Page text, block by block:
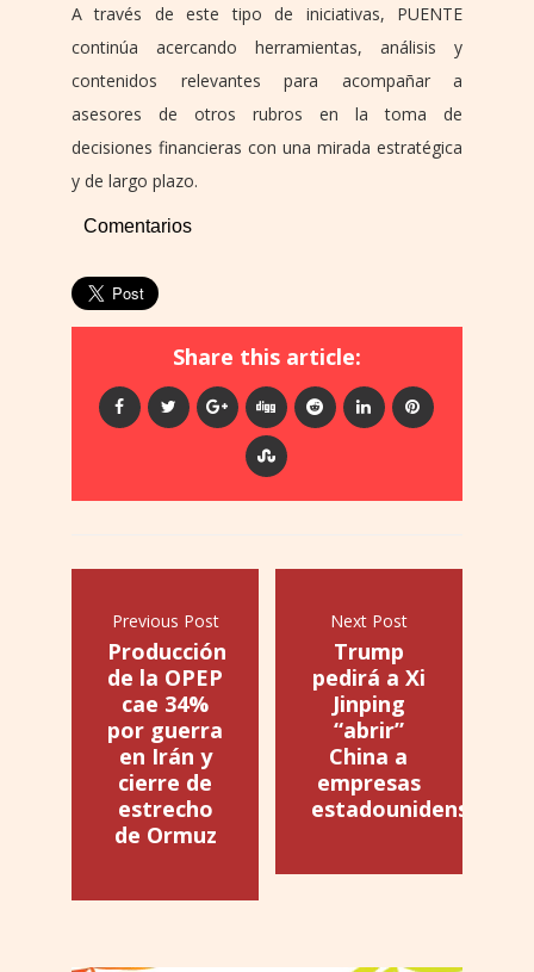
A través de este tipo de iniciativas, PUENTE
continúa acercando herramientas, análisis y
contenidos relevantes para acompañar a
asesores de otros rubros en la toma de
decisiones financieras con una mirada estratégica
y de largo plazo.
Comentarios
Share this article:
Previous Post
Producción
de la OPEP
cae 34%
por guerra
en Irán y
cierre de
estrecho
de Ormuz
Next Post
Trump
pedirá a Xi
Jinping
“abrir”
China a
empresas
estadounidenses